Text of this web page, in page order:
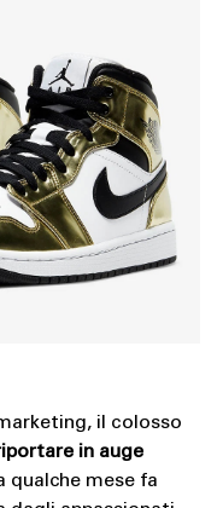
il colosso
in auge
qualche mese fa